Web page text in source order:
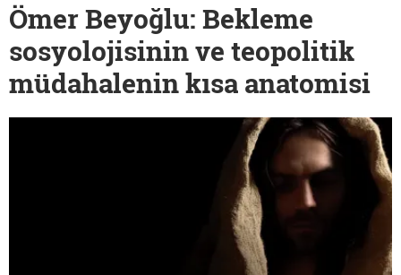
Ömer Beyoğlu: Bekleme
sosyolojisinin ve teopolitik
müdahalenin kısa anatomisi